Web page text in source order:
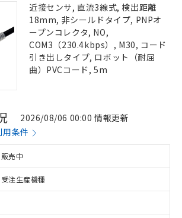
近接センサ, 直流3線式, 検出距離
18mm, 非シールドタイプ, PNPオ
ープンコレクタ, NO,
COM3（230.4kbps）, M30, コード
引き出しタイプ, ロボット（耐屈
曲）PVCコード, 5m
2026/08/06 00:00 情報更新
条件
販売中
受注生産機種